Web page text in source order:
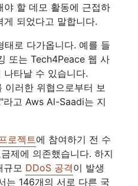
야 할 데모 활동에 근접하
되었다고 말합니다.
태로 다가옵니다. 예를 들
또는 Tech4Peace 웹 사
타날 수 있습니다.
이러한 위협으로부터 보
라고 Aws Al-Saadi는 지
로젝트에 참여하기 전 수
제에 의존했습니다. 하지
규모 DDoS 공격이 발생
는 146개의 서로 다른 국